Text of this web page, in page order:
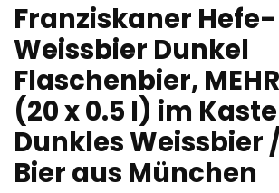
Franziskaner Hefe-
Weissbier Dunkel
Flaschenbier,
(20 x 0.5 l) im
Dunkles Weissbier
Bier aus München